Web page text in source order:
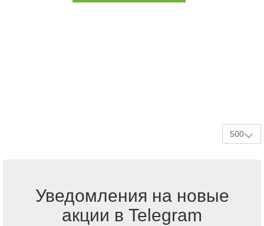
500
Уведомления на новые
акции в Telegram